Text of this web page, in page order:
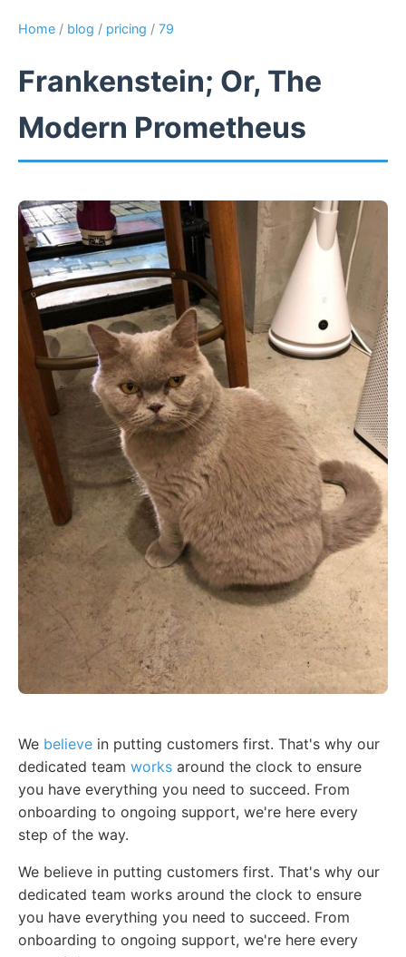
Home / blog / pricing / 79
Frankenstein; Or, The
Modern Prometheus
We believe in putting customers first. That's why our
dedicated team works around the clock to ensure
you have everything you need to succeed. From
onboarding to ongoing support, we're here every
step of the way.
We believe in putting customers first. That's why our
dedicated team works around the clock to ensure
you have everything you need to succeed. From
onboarding to ongoing support, we're here every